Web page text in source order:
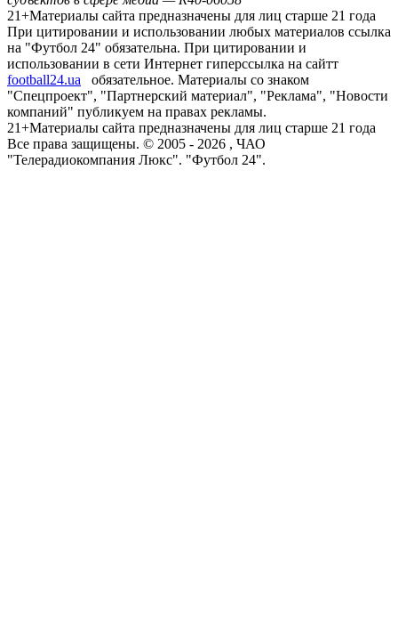
21+Материалы сайта предназначены для лиц старше 21 года
При цитировании и использовании любых материалов ссылка
на "Футбол 24" обязательна. При цитировании и
использовании в сети Интернет гиперссылка на сайтт
football24.ua
обязательное. Материалы со знаком
"Спецпроект", "Партнерский материал", "Реклама", "Новости
компаний" публикуем на правах рекламы.
21+Материалы сайта предназначены для лиц старше 21 года
Все права защищены. © 2005 - 2026 , ЧАО
"Телерадиокомпания Люкс". "Футбол 24".